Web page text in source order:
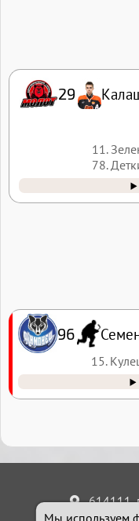
96
15.
29
11.
78.
614111,
+7 (342)
Мы используем